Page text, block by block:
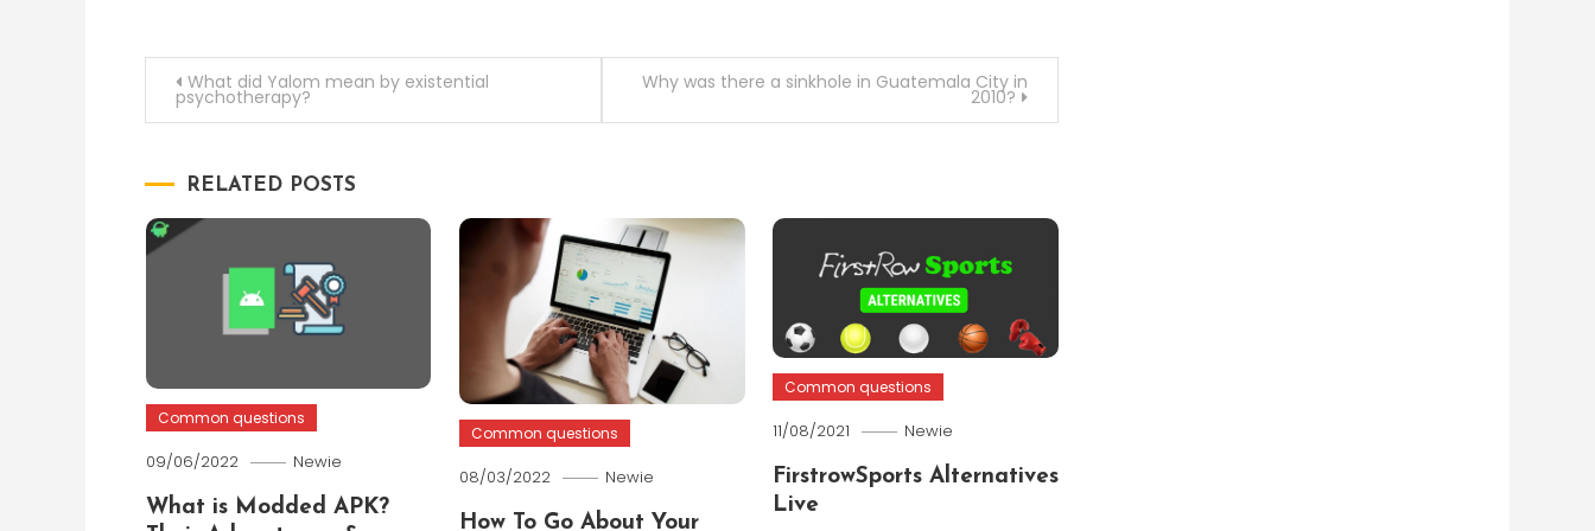
Post
navigation
What did Yalom mean by existential
psychotherapy?
Why was there a sinkhole in Guatemala City in
2010?
RELATED POSTS
Common questions
09/06/2022 Newie
What is Modded APK?
Common questions
08/03/2022 Newie
How To Go About Your
Common questions
11/08/2021 Newie
FirstrowSports Alternatives
Live